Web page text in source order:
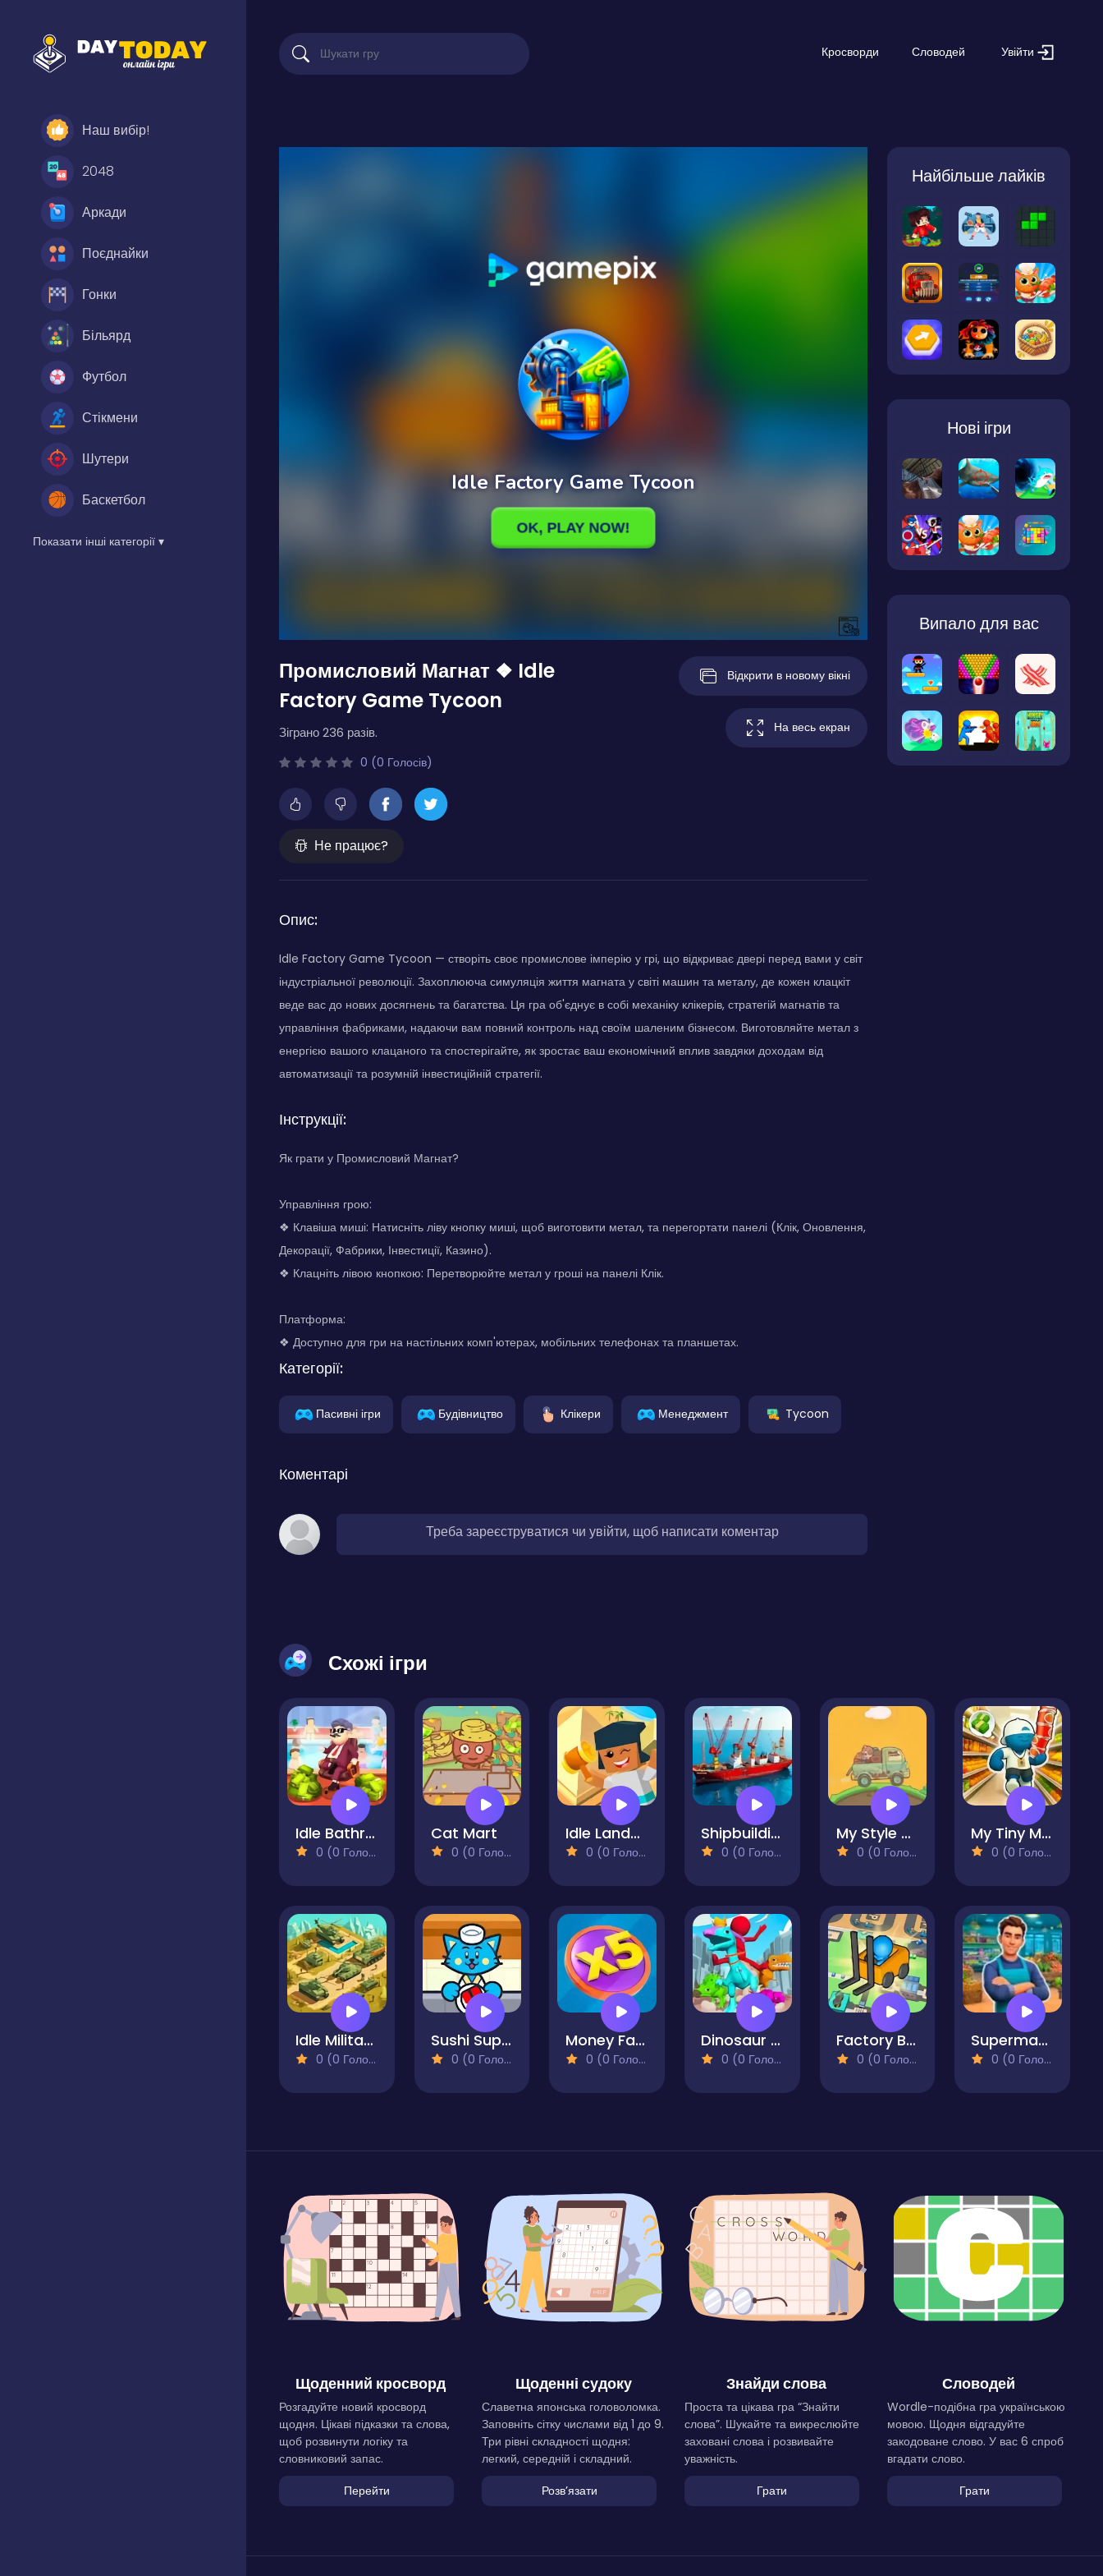
Наш вибір!
2048
Аркади
Поєднайки
Гонки
Більярд
Футбол
Стікмени
Шутери
Баскетбол
Показати інші категорії ▾
Кросворди Словодей Увійти
Промисловий Магнат ❖ Idle
Factory Game Tycoon
Зіграно 236 разів.
0 (0 Голосів)
Не працює?
Відкрити в новому вікні
На весь екран
Опис:
Idle Factory Game Tycoon — створіть своє промислове імперію у грі, що відкриває двері перед вами у світ
індустріальної революції. Захоплююча симуляція життя магната у світі машин та металу, де кожен клацкіт
веде вас до нових досягнень та багатства. Ця гра об'єднує в собі механіку клікерів, стратегій магнатів та
управління фабриками, надаючи вам повний контроль над своїм шаленим бізнесом. Виготовляйте метал з
енергією вашого клацаного та спостерігайте, як зростає ваш економічний вплив завдяки доходам від
автоматизації та розумній інвестиційній стратегії.
Інструкції:
Як грати у Промисловий Магнат?
Управління грою:
❖ Клавіша миші: Натисніть ліву кнопку миші, щоб виготовити метал, та перегортати панелі (Клік, Оновлення,
Декорації, Фабрики, Інвестиції, Казино).
❖ Клацніть лівою кнопкою: Перетворюйте метал у гроші на панелі Клік.
Платформа:
❖ Доступно для гри на настільних комп'ютерах, мобільних телефонах та планшетах.
Категорії:
Пасивні ігри Будівництво Клікери Менеджмент Tycoon
Коментарі
Треба зареєструватися чи увійти, щоб написати коментар
Найбільше лайків
Нові ігри
Випало для вас
Схожі ігри
Idle Bathroom Empire Tycoon
0 (0 Голосів)
Cat Mart
0 (0 Голосів)
Idle Landmark Builder
0 (0 Голосів)
Shipbuilding Tycoon
0 (0 Голосів)
My Style Hotel Empire
0 (0 Голосів)
My Tiny Market
0 (0 Голосів)
Idle Military Base. Army Tycoon
0 (0 Голосів)
Sushi Supply Co.
0 (0 Голосів)
Money Factory - Earn a Billion
0 (0 Голосів)
Dinosaur World
0 (0 Голосів)
Factory Builder
0 (0 Голосів)
Supermarket Simulator Dream Store
0 (0 Голосів)
Щоденний кросворд
Розгадуйте новий кросворд
щодня. Цікаві підказки та слова,
щоб розвинути логіку та
словниковий запас.
Перейти
Щоденні судоку
Славетна японська головоломка.
Заповніть сітку числами від 1 до 9.
Три рівні складності щодня:
легкий, середній і складний.
Розвʼязати
Знайди слова
Проста та цікава гра “Знайти
слова”. Шукайте та викреслюйте
заховані слова і розвивайте
уважність.
Грати
Словодей
Wordle-подібна гра українською
мовою. Щодня відгадуйте
закодоване слово. У вас 6 спроб
вгадати слово.
Грати